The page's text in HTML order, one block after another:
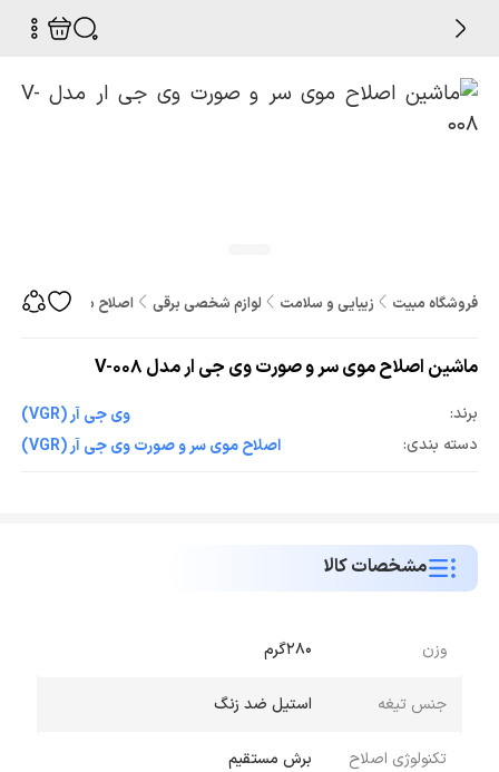
فروشگاه مبیت زیبایی و سلامت لوازم شخصی برقی اصلاح موی سر و
ماشین اصلاح موی سر و صورت وی جی ار مدل V-008
برند:
وی جی آر (VGR)
دسته بندی:
اصلاح موی سر و صورت وی جی آر (VGR)
مشخصات کالا
وزن 280گرم
جنس تیغه استیل ضد زنگ
تکنولوژی اصلاح برش مستقیم